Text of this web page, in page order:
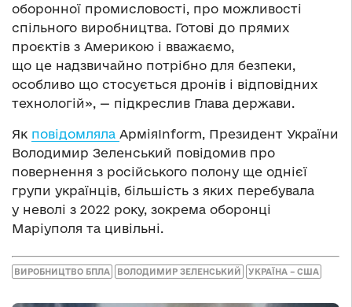
оборонної промисловості, про можливості
спільного виробництва. Готові до прямих
проєктів з Америкою і вважаємо,
що це надзвичайно потрібно для безпеки,
особливо що стосується дронів і відповідних
технологій», — підкреслив Глава держави.
Як повідомляла АрміяInform, Президент України
Володимир Зеленський повідомив про
повернення з російського полону ще однієї
групи українців, більшість з яких перебувала
у неволі з 2022 року, зокрема оборонці
Маріуполя та цивільні.
ВИРОБНИЦТВО БПЛА ВОЛОДИМИР ЗЕЛЕНСЬКИЙ УКРАЇНА – США